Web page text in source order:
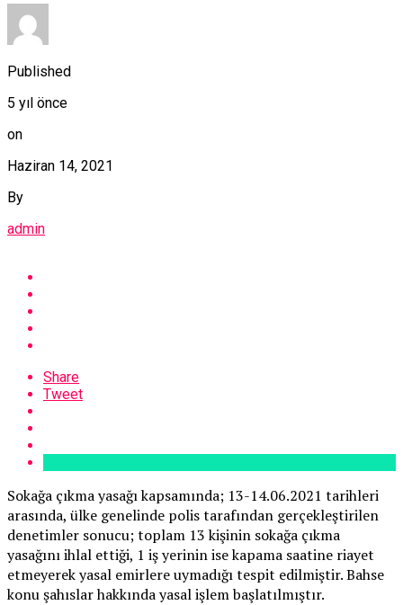
Published
5 yıl önce
on
Haziran 14, 2021
By
admin
Share
Tweet
Sokağa çıkma yasağı kapsamında; 13-14.06.2021 tarihleri
arasında, ülke genelinde polis tarafından gerçekleştirilen
denetimler sonucu; toplam 13 kişinin sokağa çıkma
yasağını ihlal ettiği, 1 iş yerinin ise kapama saatine riayet
etmeyerek yasal emirlere uymadığı tespit edilmiştir. Bahse
konu şahıslar hakkında yasal işlem başlatılmıştır.